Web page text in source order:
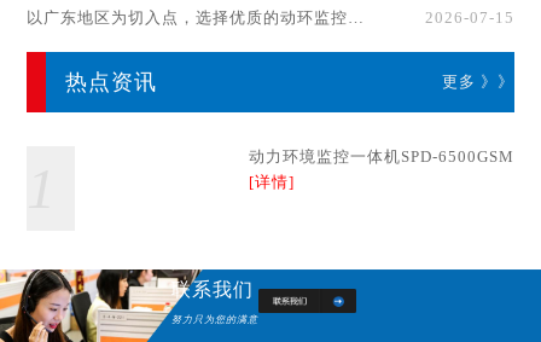
以广东地区为切入点，选择优质的动环监控系统厂家
2026-07-15
热点资讯 更多 》》
动力环境监控一体机SPD-6500GSM
[详情]
联系我们
努力只为您的满意